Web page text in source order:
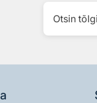
Otsin